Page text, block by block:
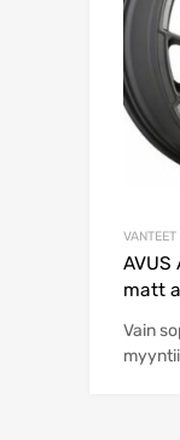
VANTEET
AVUS
matt
Vain